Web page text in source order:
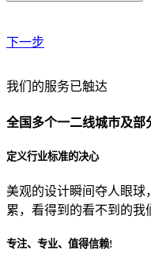
下一步
贵公司预算范围是？
贵公司的团队规模是？
目前主要的营销渠道是？
我们的服务已触达
全国多个一二线城市及部
定义行业标准的决心
美观的设计瞬间夺人眼球
累，看得到的看不到的我
专注、专业、值得信赖!